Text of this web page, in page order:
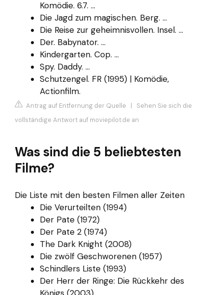
Komödie. 6.7. ...
Die Jagd zum magischen. Berg. ...
Die Reise zur geheimnisvollen. Insel. ...
Der. Babynator. ...
Kindergarten. Cop. ...
Spy. Daddy. ...
Schutzengel. FR (1995) | Komödie,
Actionfilm.
Antrag auf Entfernung der Quelle | Sehen Sie sich die
vollständige Antwort auf moviepilot.de an
Was sind die 5 beliebtesten
Filme?
Die Liste mit den besten Filmen aller Zeiten
Die Verurteilten (1994)
Der Pate (1972)
Der Pate 2 (1974)
The Dark Knight (2008)
Die zwölf Geschworenen (1957)
Schindlers Liste (1993)
Der Herr der Ringe: Die Rückkehr des